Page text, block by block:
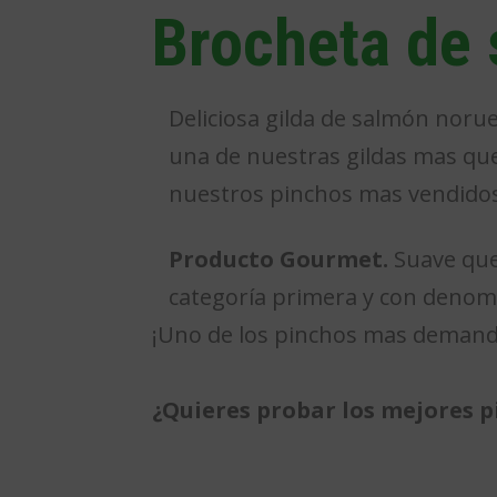
Brocheta
Deliciosa gilda de salmón
una de nuestras gildas mas
nuestros pinchos mas
Producto Gourmet. Suave
categoría primera y con
¡Uno de los pinchos mas
¿Quieres probar los mejores